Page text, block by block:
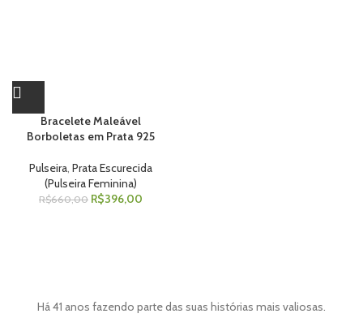
Bracelete Maleável
Borboletas em Prata 925
Pulseira, Prata Escurecida
(Pulseira Feminina)
R$660,00 R$396,00
Há 41 anos fazendo parte das suas histórias mais valiosas.